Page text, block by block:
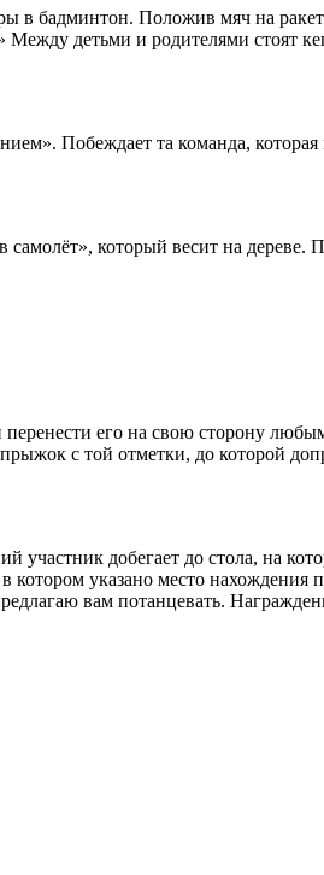
в бадминтон. Положив мяч на
Между детьми и родителями стоят
Побеждает та команда,
который весит на дереве.
его на свою сторону
с той отметки, до которой
участник добегает до стола, на
указано место
вам потанцевать.